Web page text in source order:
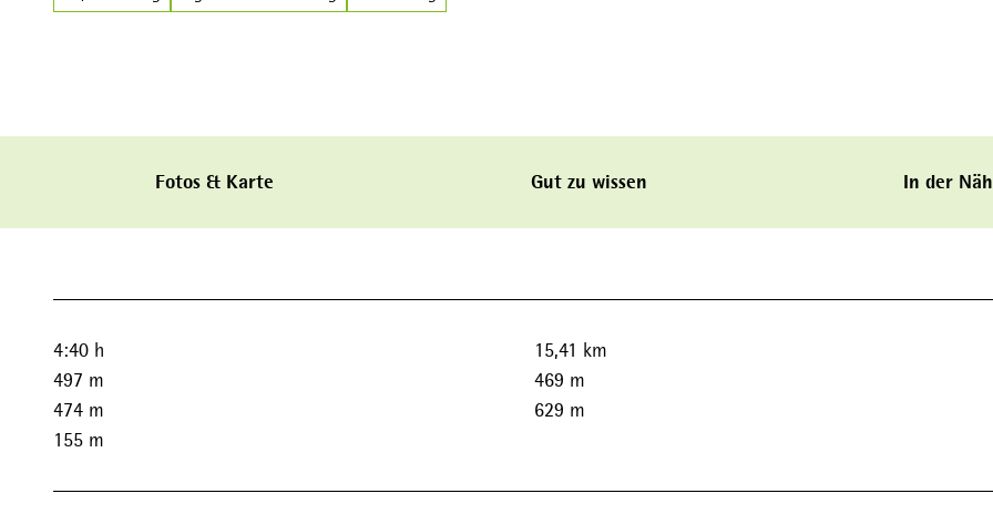
Fotos & Karte Gut zu wissen In der
4:40 h
15,41 km
497 m
469 m
474 m
629 m
155 m